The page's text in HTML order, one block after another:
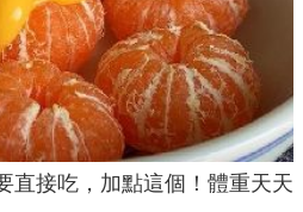
直接吃，加點這個！體重天天